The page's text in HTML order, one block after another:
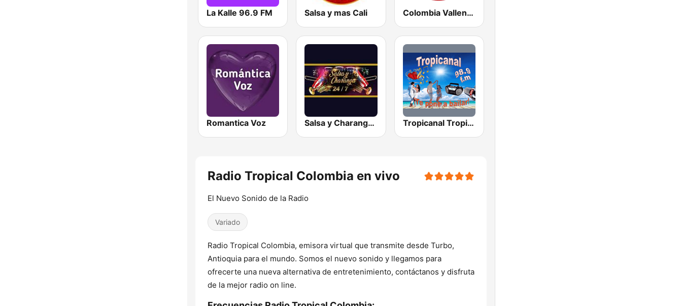
La Kalle 96.9 FM Salsa y mas Cali Colombia Vallenata
Romantica Voz Salsa y Charanga 24/7 Tropicanal Tropical
Radio Tropical Colombia en vivo
El Nuevo Sonido de la Radio
Variado
Radio Tropical Colombia, emisora virtual que transmite desde Turbo,
Antioquia para el mundo. Somos el nuevo sonido y llegamos para
ofrecerte una nueva alternativa de entretenimiento, contáctanos y disfruta
de la mejor radio on line.